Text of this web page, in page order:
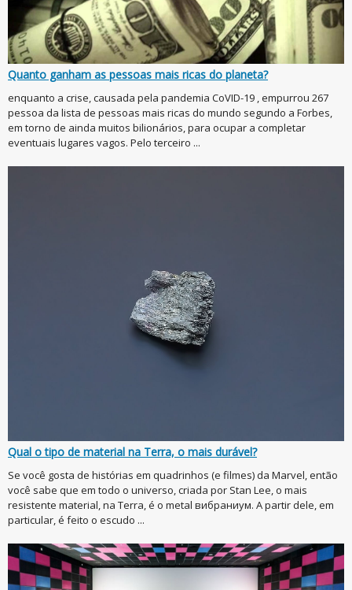
Quanto ganham as pessoas mais ricas do planeta?
enquanto a crise, causada pela pandemia CoVID-19 , empurrou 267
pessoa da lista de pessoas mais ricas do mundo segundo a Forbes,
em torno de ainda muitos bilionários, para ocupar a completar
eventuais lugares vagos. Pelo terceiro ...
Qual o tipo de material na Terra, o mais durável?
Se você gosta de histórias em quadrinhos (e filmes) da Marvel, então
você sabe que em todo o universo, criada por Stan Lee, o mais
resistente material, na Terra, é o metal вибраниум. A partir dele, em
particular, é feito o escudo ...